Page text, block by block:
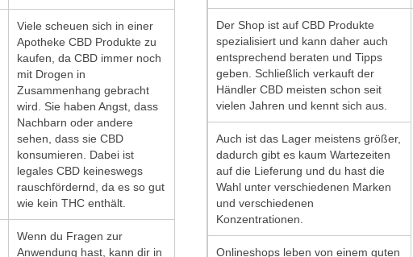
Viele scheuen sich in einer
Apotheke CBD Produkte zu
kaufen, da CBD immer noch
mit Drogen in
Zusammenhang gebracht
wird. Sie haben Angst, dass
Nachbarn oder andere
sehen, dass sie CBD
konsumieren. Dabei ist
legales CBD keineswegs
rauschfördernd, da es so gut
wie kein THC enthält.
Wenn du Fragen zur
Anwendung hast, kann dir in
Der Shop ist auf CBD Produkte
spezialisiert und kann daher auch
entsprechend beraten und Tipps
geben. Schließlich verkauft der
Händler CBD meisten schon seit
vielen Jahren und kennt sich aus.
Auch ist das Lager meistens größer,
dadurch gibt es kaum Wartezeiten
auf die Lieferung und du hast die
Wahl unter verschiedenen Marken
und verschiedenen
Konzentrationen.
Onlineshops leben von einem guten